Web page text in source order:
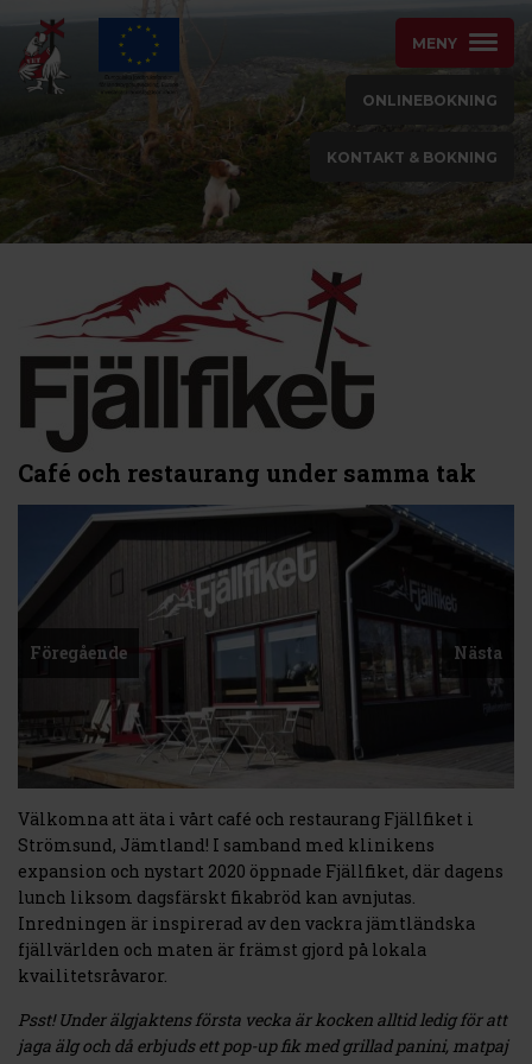
MENY
ONLINEBOKNING
KONTAKT & BOKNING
Café och restaurang under samma tak
Föregående Nästa
Välkomna att äta i vårt café och restaurang Fjällfiket i
Strömsund, Jämtland! I samband med klinikens
expansion och nystart 2020 öppnade Fjällfiket, där dagens
lunch liksom dagsfärskt fikabröd kan avnjutas.
Inredningen är inspirerad av den vackra jämtländska
fjällvärlden och maten är främst gjord på lokala
kvailitetsråvaror.
Psst! Under älgjaktens första vecka är kocken alltid ledig för att
jaga älg och då erbjuds ett pop-up fik med grillad panini, matpaj